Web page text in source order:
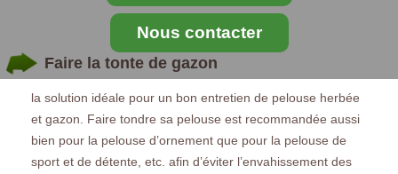
Nous contacter
Faire la tonte de gazon
la solution idéale pour un bon entretien de pelouse herbée
et gazon. Faire tondre sa pelouse est recommandée aussi
bien pour la pelouse d’ornement que pour la pelouse de
sport et de détente, etc. afin d’éviter l’envahissement des